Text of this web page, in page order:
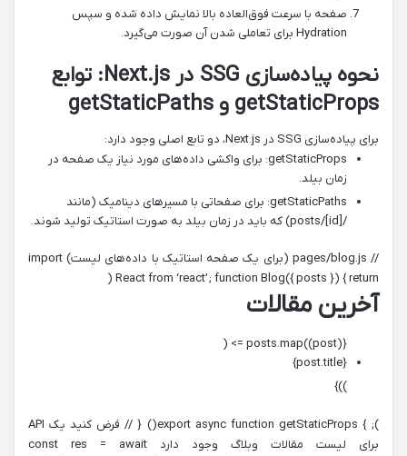
صفحه با سرعت فوق‌العاده بالا نمایش داده شده و سپس
Hydration برای تعاملی شدن آن صورت می‌گیرد.
نحوه پیاده‌سازی SSG در Next.js: توابع
getStaticProps و getStaticPaths
برای پیاده‌سازی SSG در Next.js، دو تابع اصلی وجود دارد:
getStaticProps: برای واکشی داده‌های مورد نیاز یک صفحه در
زمان بیلد.
getStaticPaths: برای صفحاتی با مسیرهای دینامیک (مانند
/posts/[id]) که باید در زمان بیلد به صورت استاتیک تولید شوند.
// pages/blog.js (برای یک صفحه استاتیک با داده‌های لیست) import
React from ‘react’; function Blog({ posts }) { return (
آخرین مقالات
{posts.map((post) => (
{post.title}
))}
); } export async function getStaticProps() { // فرض کنید یک API
برای لیست مقالات وبلاگ وجود دارد const res = await